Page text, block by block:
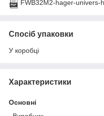
FWB32M2-hager-univers-
Спосіб упаковки
У коробці
Характеристики
Основні